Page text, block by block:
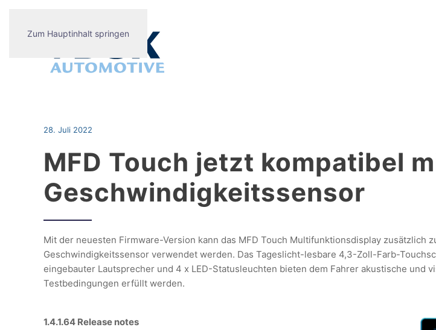
Zum Hauptinhalt springen
28. Juli 2022
MFD Touch jetzt kompatibel
Geschwindigkeitssensor
Mit der neuesten Firmware-Version kann das MFD Touch Multifunktionsdisplay zusätzlich
Geschwindigkeitssensor verwendet werden. Das Tageslicht-lesbare 4,3-Zoll-Farb-
eingebauter Lautsprecher und 4 x LED-Statusleuchten bieten dem Fahrer akustische
Testbedingungen erfüllt werden.
1.4.1.64 Release notes